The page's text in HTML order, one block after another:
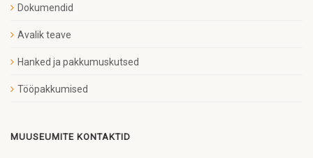
Dokumendid
Avalik teave
Hanked ja pakkumuskutsed
Tööpakkumised
MUUSEUMITE KONTAKTID